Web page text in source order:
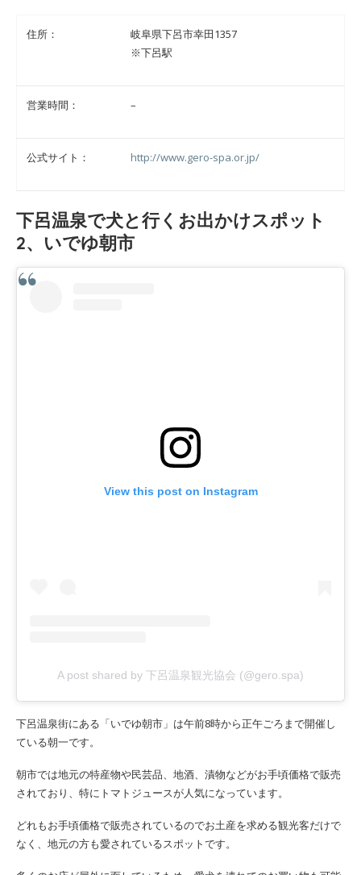
住所：
岐阜県下呂市幸田1357
※下呂駅
営業時間： –
公式サイト： http://www.gero-spa.or.jp/
下呂温泉で犬と行くお出かけスポット
2、いでゆ朝市
View this post on Instagram
A post shared by 下呂温泉観光協会 (@gero.spa)
下呂温泉街にある「いでゆ朝市」は午前8時から正午ごろまで開催し
ている朝一です。
朝市では地元の特産物や民芸品、地酒、漬物などがお手頃価格で販売
されており、特にトマトジュースが人気になっています。
どれもお手頃価格で販売されているのでお土産を求める観光客だけで
なく、地元の方も愛されているスポットです。